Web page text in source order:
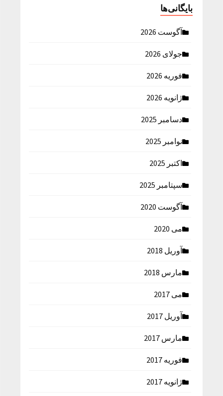
بایگانی‌ها
آگوست 2026
جولای 2026
فوریه 2026
ژانویه 2026
دسامبر 2025
نوامبر 2025
اکتبر 2025
سپتامبر 2025
آگوست 2020
می 2020
آوریل 2018
مارس 2018
می 2017
آوریل 2017
مارس 2017
فوریه 2017
ژانویه 2017